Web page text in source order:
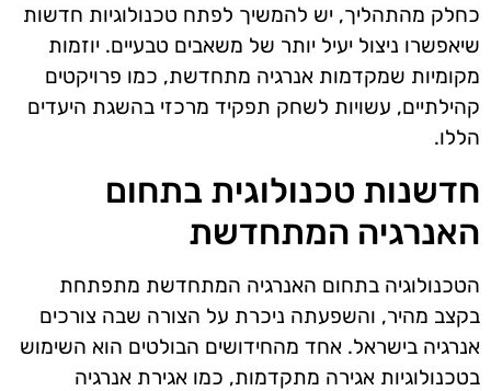
כחלק מהתהליך, יש להמשיך לפתח טכנולוגיות חדשות
שיאפשרו ניצול יעיל יותר של משאבים טבעיים. יוזמות
מקומיות שמקדמות אנרגיה מתחדשת, כמו פרויקטים
קהילתיים, עשויות לשחק תפקיד מרכזי בהשגת היעדים
הללו.
חדשנות טכנולוגית בתחום
האנרגיה המתחדשת
הטכנולוגיה בתחום האנרגיה המתחדשת מתפתחת
בקצב מהיר, והשפעתה ניכרת על הצורה שבה צורכים
אנרגיה בישראל. אחד מהחידושים הבולטים הוא השימוש
בטכנולוגיות אגירה מתקדמות, כמו אגירת אנרגיה